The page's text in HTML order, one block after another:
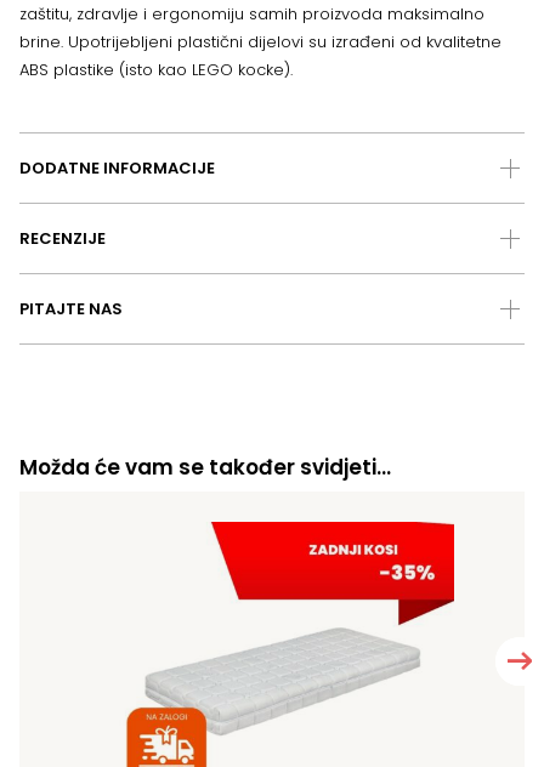
zaštitu, zdravlje i ergonomiju samih proizvoda maksimalno
brine. Upotrijebljeni plastični dijelovi su izrađeni od kvalitetne
ABS plastike (isto kao LEGO kocke).
DODATNE INFORMACIJE
RECENZIJE
PITAJTE NAS
Možda će vam se također svidjeti…